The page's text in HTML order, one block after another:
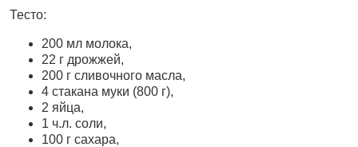
Тесто:
200 мл молока,
22 г дрожжей,
200 г сливочного масла,
4 стакана муки (800 г),
2 яйца,
1 ч.л. соли,
100 г сахара,